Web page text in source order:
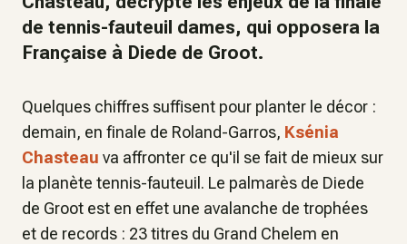
de tennis-fauteuil dames, qui opposera la
Française à Diede de Groot.
Quelques chiffres suffisent pour planter le décor :
demain, en finale de Roland-Garros, Ksénia
Chasteau va affronter ce qu'il se fait de mieux sur
la planète tennis-fauteuil. Le palmarès de Diede
de Groot est en effet une avalanche de trophées
et de records : 23 titres du Grand Chelem en